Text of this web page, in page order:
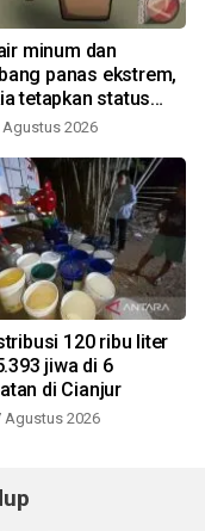
minum dan
panas ekstrem,
tetapkan status
Agustus 2026
120 ribu liter
jiwa di 6
di Cianjur
Agustus 2026